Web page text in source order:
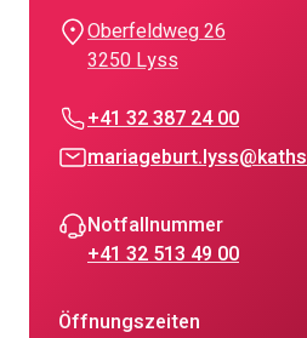
Oberfeldweg 26
3250 Lyss
+41 32 387 24 00
Notfallnummer
+41 32 513 49 00
Öffnungszeiten